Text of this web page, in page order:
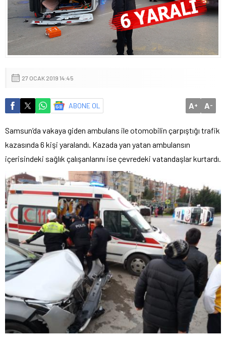
27 OCAK 2019 14:45
ABONE OL A+ A-
Samsun’da vakaya giden ambulans ile otomobilin çarpıştığı trafik
kazasında 6 kişi yaralandı. Kazada yan yatan ambulansın
içerisindeki sağlık çalışanlarını ise çevredeki vatandaşlar kurtardı.